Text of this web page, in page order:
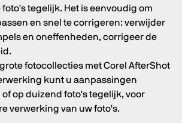
tegelijk. Het is eenvoudig om
en snel te corrigeren: verwijder
en oneffenheden, corrigeer de
fotocollecties met Corel AfterShot
kunt u aanpassingen
op duizend foto's tegelijk, voor
verwerking van uw foto's.